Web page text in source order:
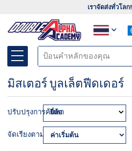
เราจัดส่งทั่วโลก!
มิสเตอร์ บูลเล็ตฟีดเดอร์
ปรับปรุงการค้นหา
ยี่ห้อ
จัดเรียงตาม: